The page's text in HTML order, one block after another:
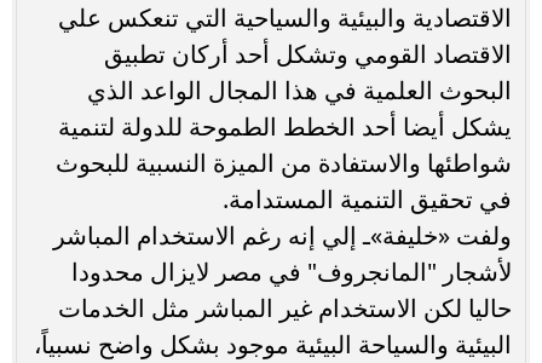
الاقتصادية والبيئية والسياحية التي تنعكس علي
الاقتصاد القومي وتشكل أحد أركان تطبيق
البحوث العلمية في هذا المجال الواعد الذي
يشكل أيضا أحد الخطط الطموحة للدولة لتنمية
شواطئها والاستفادة من الميزة النسبية للبحوث
في تحقيق التنمية المستدامة.
ولفت «خليفة»ـ إلي إنه رغم الاستخدام المباشر
لأشجار "المانجروف" في مصر لايزال محدودا
حاليا لكن الاستخدام غير المباشر مثل الخدمات
البيئية والسياحة البيئية موجود بشكل واضح نسبياً،